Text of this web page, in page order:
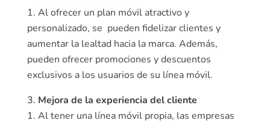
Al ofrecer un plan móvil atractivo y
personalizado, se pueden fidelizar clientes y
aumentar la lealtad hacia la marca. Además,
pueden ofrecer promociones y descuentos
exclusivos a los usuarios de su línea móvil.
Mejora de la experiencia del cliente
Al tener una línea móvil propia, las empresas